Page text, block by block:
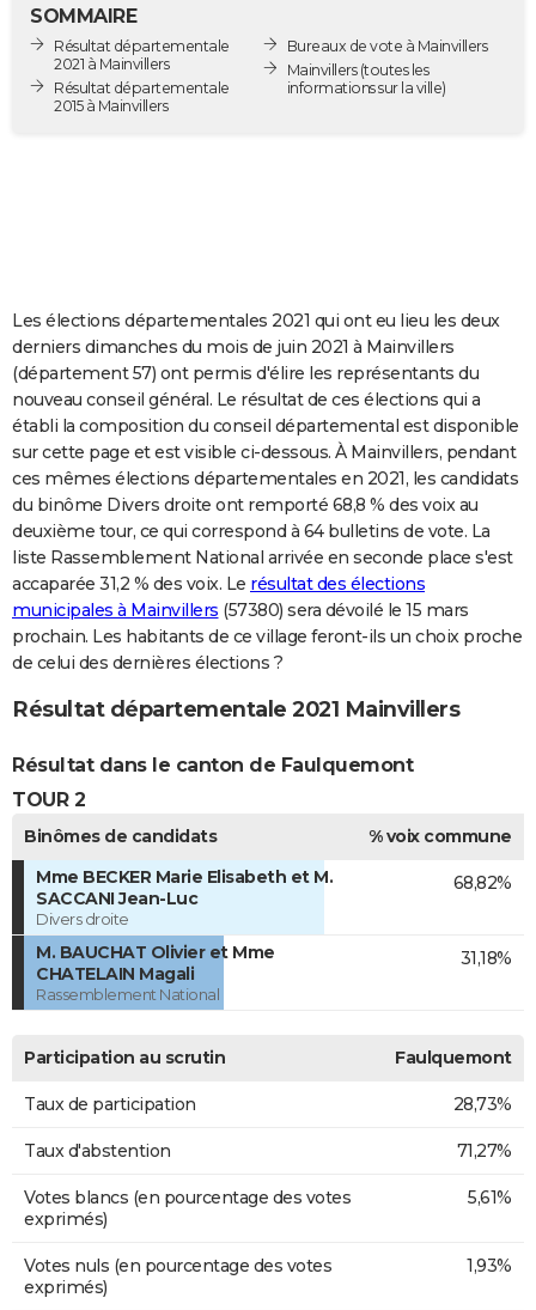
Destinations
City break
Voyage nature
Voyage de noces
Forum
Climat
GUIDES D'ACHAT
COPAINS D'AVANT
S'inscrire
Se connecter
Lycées
Collèges
Primaires
Universités
Entreprises
Service militaire
Avis de recherche
AVIS DE DÉCÈS
FORUM
Bricolage
Lifestyle
Culture
Sport
Auto
Television
Voyage
Cinema
SOMMAIRE
Résultat départementale
2021 à Mainvillers
Résultat départementale
2015 à Mainvillers
Bureaux de vote à Mainvillers
Mainvillers(toutes les
informations sur la ville)
Les élections départementales 2021 qui ont eu lieu les deux
derniers dimanches du mois de juin 2021 à Mainvillers
(département 57) ont permis d'élire les représentants du
nouveau conseil général. Le résultat de ces élections qui a
établi la composition du conseil départemental est disponible
sur cette page et est visible ci-dessous. À Mainvillers, pendant
ces mêmes élections départementales en 2021, les candidats
du binôme Divers droite ont remporté 68,8 % des voix au
deuxième tour, ce qui correspond à 64 bulletins de vote. La
liste Rassemblement National arrivée en seconde place s'est
accaparée 31,2 % des voix. Le résultat des élections
municipales à Mainvillers (57380) sera dévoilé le 15 mars
prochain. Les habitants de ce village feront-ils un choix proche
de celui des dernières élections ?
Résultat départementale 2021 Mainvillers
Résultat dans le canton de Faulquemont
TOUR 2
Binômes de candidats
% voix commune
Mme BECKER Marie Elisabeth et M.
SACCANI Jean-Luc
Divers droite
68,82%
M. BAUCHAT Olivier et Mme
CHATELAIN Magali
Rassemblement National
31,18%
Participation au scrutin Faulquemont
Taux de participation 28,73%
Taux d'abstention 71,27%
Votes blancs (en pourcentage des votes
exprimés)
5,61%
Votes nuls (en pourcentage des votes
exprimés)
1,93%